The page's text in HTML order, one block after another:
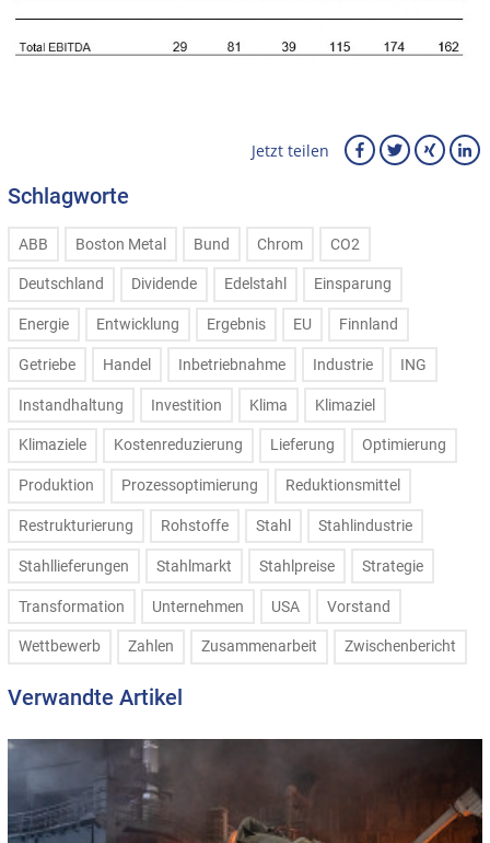
Jetzt teilen
Schlagworte
ABB Boston Metal Bund Chrom CO2
Deutschland Dividende Edelstahl Einsparung
Energie Entwicklung Ergebnis EU Finnland
Getriebe Handel Inbetriebnahme Industrie ING
Instandhaltung Investition Klima Klimaziel
Klimaziele Kostenreduzierung Lieferung Optimierung
Produktion Prozessoptimierung Reduktionsmittel
Restrukturierung Rohstoffe Stahl Stahlindustrie
Stahllieferungen Stahlmarkt Stahlpreise Strategie
Transformation Unternehmen USA Vorstand
Wettbewerb Zahlen Zusammenarbeit Zwischenbericht
Verwandte Artikel